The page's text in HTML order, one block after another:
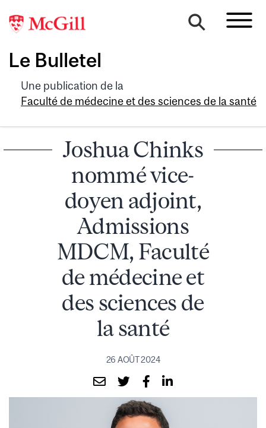
Le Bulletel
Une publication de la
Faculté de médecine et des sciences de la santé
Joshua Chinks
nommé vice-
doyen adjoint,
Admissions
MDCM, Faculté
de médecine et
des sciences de
la santé
26 AOÛT 2024